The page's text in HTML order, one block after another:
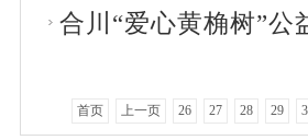
合川“爱心黄桷树”公
首页 上一页 26 27 28 29